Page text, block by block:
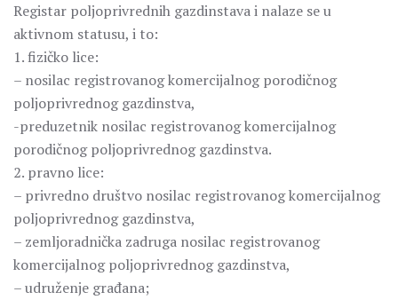
Registar poljoprivrednih gazdinstava i nalaze se u
aktivnom statusu, i to:
1. fizičko lice:
– nosilac registrovanog komercijalnog porodičnog
poljoprivrednog gazdinstva,
-preduzetnik nosilac registrovanog komercijalnog
porodičnog poljoprivrednog gazdinstva.
2. pravno lice:
– privredno društvo nosilac registrovanog komercijalnog
poljoprivrednog gazdinstva,
– zemljoradnička zadruga nosilac registrovanog
komercijalnog poljoprivrednog gazdinstva,
– udruženje građana;